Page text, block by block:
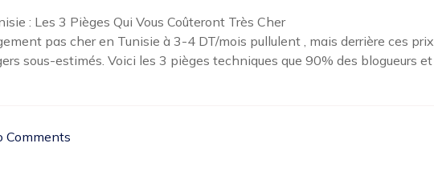
: Les 3 Pièges Qui Vous Coûteront Très Cher
pas cher en Tunisie à 3-4 DT/mois pullulent , mais derrière ces prix
sous-estimés. Voici les 3 pièges techniques que 90% des blogueurs et
Comments